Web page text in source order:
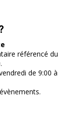
référencé du
de 9:00 à